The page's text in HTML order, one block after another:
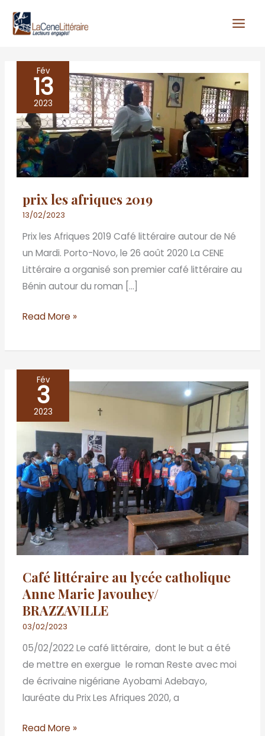
Fév
13
2023
prix les afriques 2019
13/02/2023
Prix les Afriques 2019 Café littéraire autour de Né
un Mardi. Porto-Novo, le 26 août 2020 La CENE
Littéraire a organisé son premier café littéraire au
Bénin autour du roman […]
les
afriques
2019
Read More »
Fév
3
2023
Café littéraire au lycée catholique
Anne Marie Javouhey/
BRAZZAVILLE
03/02/2023
05/02/2022 Le café littéraire, dont le but a été
de mettre en exergue le roman Reste avec moi
de écrivaine nigériane Ayobami Adebayo,
lauréate du Prix Les Afriques 2020, a
Café
littéraire
lycée
catholique
Anne
Marie
Javouhey/
BRAZZAVILLE
Read More »